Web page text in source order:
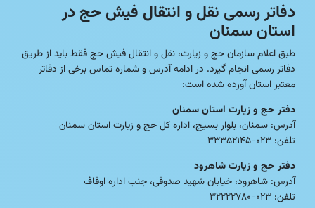
دفاتر رسمی نقل و انتقال فیش حج در
استان سمنان
طبق اعلام سازمان حج و زیارت، نقل و انتقال فیش حج فقط باید از طریق
دفاتر رسمی انجام گیرد. در ادامه آدرس و شماره تماس برخی از دفاتر
معتبر استان آورده شده است:
دفتر حج و زیارت استان سمنان
آدرس: سمنان، بلوار بسیج، اداره کل حج و زیارت استان سمنان
تلفن: ۰۲۳-۳۳۳۵۲۱۴۵
دفتر حج و زیارت شاهرود
آدرس: شاهرود، خیابان شهید صدوقی، جنب اداره اوقاف
تلفن: ۰۲۳-۳۲۲۲۲۷۸۰